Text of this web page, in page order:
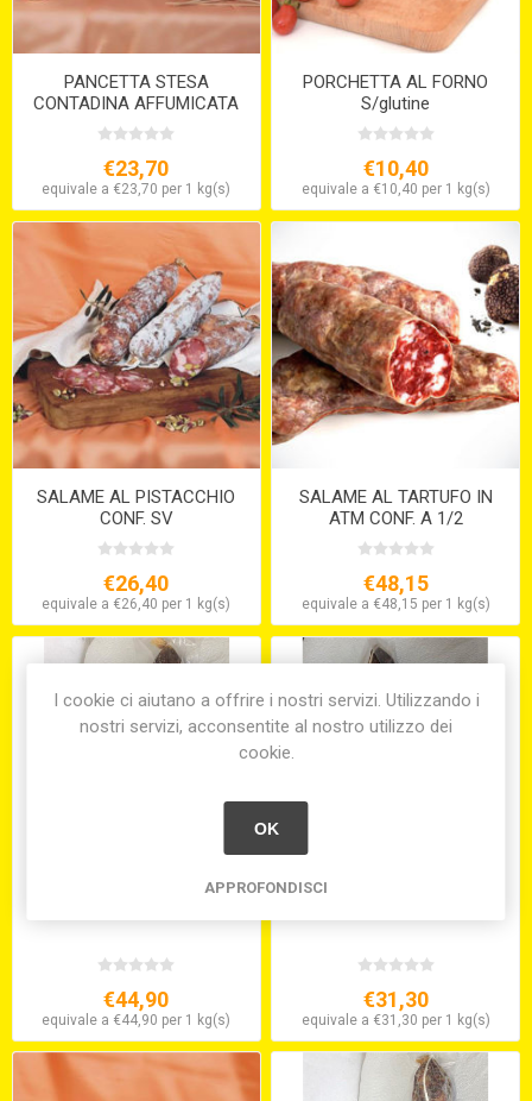
PANCETTA STESA
CONTADINA AFFUMICATA
€23,70
equivale a €23,70 per 1 kg(s)
PORCHETTA AL FORNO
S/glutine
€10,40
equivale a €10,40 per 1 kg(s)
SALAME AL PISTACCHIO
CONF. SV
€26,40
equivale a €26,40 per 1 kg(s)
SALAME AL TARTUFO IN
ATM CONF. A 1/2
STARVAGGI
€48,15
equivale a €48,15 per 1 kg(s)
€44,90
equivale a €44,90 per 1 kg(s)
€31,30
equivale a €31,30 per 1 kg(s)
I cookie ci aiutano a offrire i nostri servizi. Utilizzando i
nostri servizi, acconsentite al nostro utilizzo dei
cookie.
OK
APPROFONDISCI